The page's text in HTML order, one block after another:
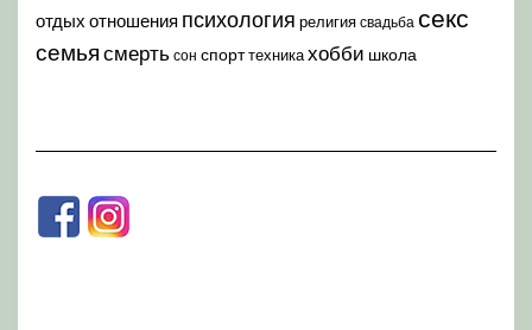
отдых отношения психология религия свадьба секс
семья смерть сон спорттехникахобби школа